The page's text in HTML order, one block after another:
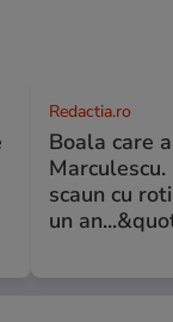
Redactia.ro
Boala care
scaun cu
un